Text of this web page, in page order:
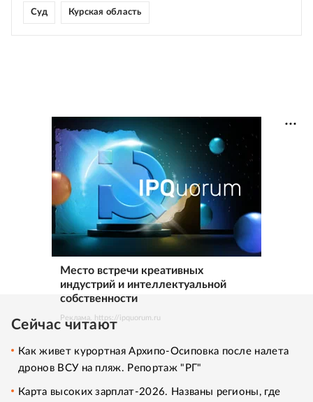
Суд Курская область
Место встречи креативных
индустрий и интеллектуальной
собственности
Реклама. https://ipquorum.ru
Сейчас читают
Как живет курортная Архипо-Осиповка после налета
дронов ВСУ на пляж. Репортаж "РГ"
Карта высоких зарплат-2026. Названы регионы, где